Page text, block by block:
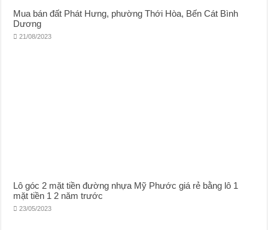
Mua bán đất Phát Hưng, phường Thới Hòa, Bến Cát Bình
Dương
21/08/2023
Lô góc 2 mặt tiền đường nhựa Mỹ Phước giá rẻ bằng lô 1
mặt tiền 1 2 năm trước
23/05/2023